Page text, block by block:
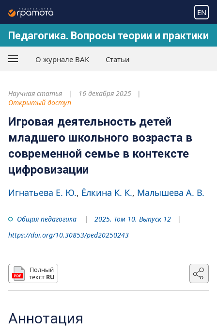
EN
Педагогика. Вопросы теории и практики
О журнале ВАК Статьи
Научная статья
16 декабря 2025
Открытый доступ
Игровая деятельность детей
младшего школьного возраста в
современной семье в контексте
цифровизации
Игнатьева Е. Ю. Ёлкина К. К. Малышева А. В.
Общая педагогика
2025. Том 10. Выпуск 12
https://doi.org/10.30853/ped20250243
Полный
текст RU
Аннотация